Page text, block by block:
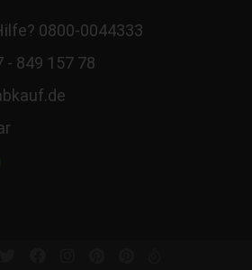
0800-0044333
- 849 157 78